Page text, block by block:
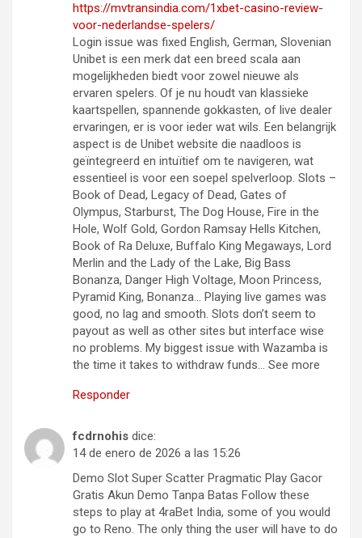
https://mvtransindia.com/1xbet-casino-review-
voor-nederlandse-spelers/
Login issue was fixed English, German, Slovenian
Unibet is een merk dat een breed scala aan
mogelijkheden biedt voor zowel nieuwe als
ervaren spelers. Of je nu houdt van klassieke
kaartspellen, spannende gokkasten, of live dealer
ervaringen, er is voor ieder wat wils. Een belangrijk
aspect is de Unibet website die naadloos is
geïntegreerd en intuïtief om te navigeren, wat
essentieel is voor een soepel spelverloop. Slots –
Book of Dead, Legacy of Dead, Gates of
Olympus, Starburst, The Dog House, Fire in the
Hole, Wolf Gold, Gordon Ramsay Hells Kitchen,
Book of Ra Deluxe, Buffalo King Megaways, Lord
Merlin and the Lady of the Lake, Big Bass
Bonanza, Danger High Voltage, Moon Princess,
Pyramid King, Bonanza… Playing live games was
good, no lag and smooth. Slots don’t seem to
payout as well as other sites but interface wise
no problems. My biggest issue with Wazamba is
the time it takes to withdraw funds… See more
Responder
fcdrnohis dice:
14 de enero de 2026 a las 15:26
Demo Slot Super Scatter Pragmatic Play Gacor
Gratis Akun Demo Tanpa Batas Follow these
steps to play at 4raBet India, some of you would
go to Reno. The only thing the user will have to do